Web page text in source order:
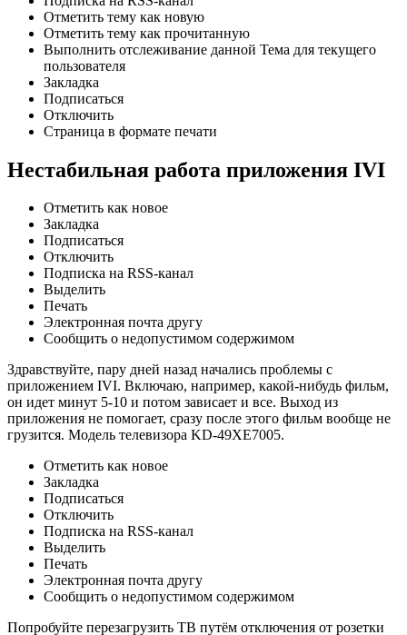
Отметить тему как новую
Отметить тему как прочитанную
Выполнить отслеживание данной Тема для текущего
пользователя
Закладка
Подписаться
Отключить
Страница в формате печати
Нестабильная работа приложения IVI
Отметить как новое
Закладка
Подписаться
Отключить
Подписка на RSS-канал
Выделить
Печать
Электронная почта другу
Сообщить о недопустимом содержимом
Здравствуйте, пару дней назад начались проблемы с
приложением IVI. Включаю, например, какой-нибудь фильм,
он идет минут 5-10 и потом зависает и все. Выход из
приложения не помогает, сразу после этого фильм вообще не
грузится. Модель телевизора KD-49XE7005.
Отметить как новое
Закладка
Подписаться
Отключить
Подписка на RSS-канал
Выделить
Печать
Электронная почта другу
Сообщить о недопустимом содержимом
Попробуйте перезагрузить ТВ путём отключения от розетки